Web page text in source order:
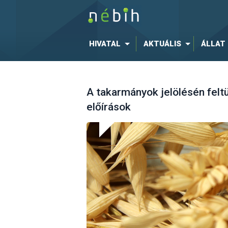
HIVATAL AKTUÁLIS ÁLLAT
A takarmányok jelölésén
előírások